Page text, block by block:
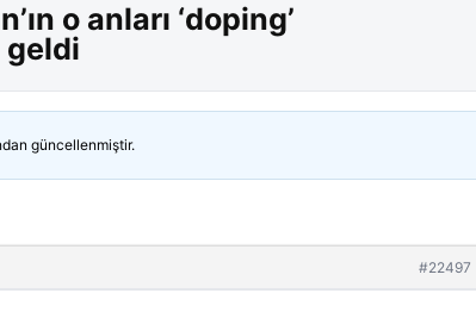
o anları ‘doping’
geldi
güncellenmiştir.
#22497